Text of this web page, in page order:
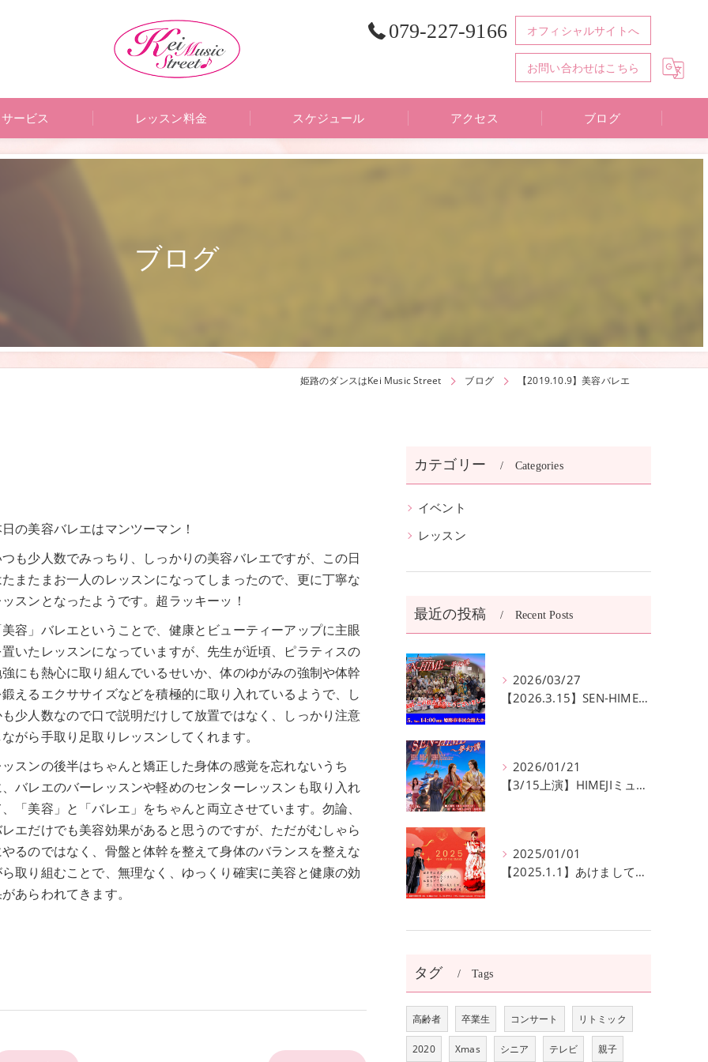
079-227-9166 オフィシャルサイトへ
お問い合わせはこちら
サービス レッスン料金 スケジュール アクセス ブログ
ブログ
姫路のダンスはKei Music Street ブログ 【2019.10.9】美容バレエ
の美容バレエはマンツーマン！
も少人数でみっちり、しっかりの美容バレエですが、この日
またまお一人のレッスンになってしまったので、更に丁寧な
スンとなったようです。超ラッキーッ！
容」バレエということで、健康とビューティーアップに主眼
いたレッスンになっていますが、先生が近頃、ピラティスの
にも熱心に取り組んでいるせいか、体のゆがみの強制や体幹
えるエクササイズなどを積極的に取り入れているようで、し
少人数なので口で説明だけして放置ではなく、しっかり注意
がら手取り足取りレッスンしてくれます。
スンの後半はちゃんと矯正した身体の感覚を忘れないうち
バレエのバーレッスンや軽めのセンターレッスンも取り入れ
「美容」と「バレエ」をちゃんと両立させています。勿論、
エだけでも美容効果があると思うのですが、ただがむしゃら
るのではなく、骨盤と体幹を整えて身体のバランスを整えな
取り組むことで、無理なく、ゆっくり確実に美容と健康の効
あらわれてきます。
カテゴリー Categories
イベント
レッスン
最近の投稿 Recent Posts
2026/03/27
【2026.3.15】SEN-HIME〜夢幻譚 公演無事終了
2026/01/21
【3/15上演】HIMEJIミュージカル20回記念公演！ 姫路の歴史と夢が交錯する『SEN-HIME〜夢幻譚』
2025/01/01
【2025.1.1】あけましておめでとうございます
タグ Tags
高齢者 卒業生 コンサート リトミック
2020 Xmas シニア テレビ 親子